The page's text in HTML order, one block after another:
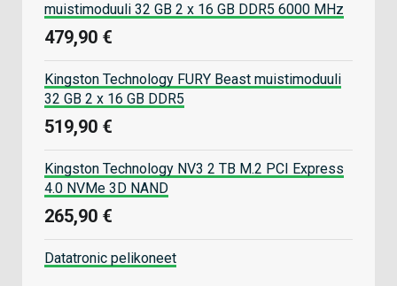
muistimoduuli 32 GB 2 x 16 GB DDR5 6000 MHz
479,90 €
Kingston Technology FURY Beast muistimoduuli
32 GB 2 x 16 GB DDR5
519,90 €
Kingston Technology NV3 2 TB M.2 PCI Express
4.0 NVMe 3D NAND
265,90 €
Datatronic pelikoneet